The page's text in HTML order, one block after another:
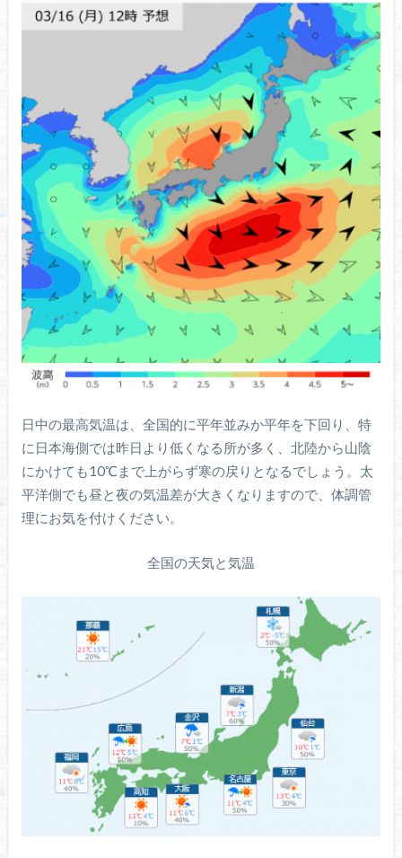
日中の最高気温は、全国的に平年並みか平年を下回り、特
に日本海側では昨日より低くなる所が多く、北陸から山陰
にかけても10℃まで上がらず寒の戻りとなるでしょう。太
平洋側でも昼と夜の気温差が大きくなりますので、体調管
理にお気を付けください。
全国の天気と気温